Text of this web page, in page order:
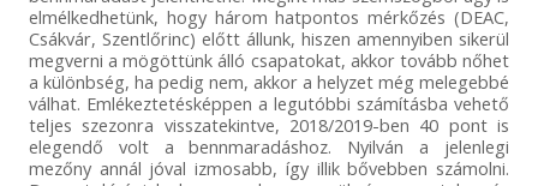
elmélkedhetünk, hogy három hatpontos mérkőzés (DEAC,
Csákvár, Szentlőrinc) előtt állunk, hiszen amennyiben sikerül
megverni a mögöttünk álló csapatokat, akkor tovább nőhet
a különbség, ha pedig nem, akkor a helyzet még melegebbé
válhat. Emlékeztetésképpen a legutóbbi számításba vehető
teljes szezonra visszatekintve, 2018/2019-ben 40 pont is
elegendő volt a bennmaradáshoz. Nyilván a jelenlegi
mezőny annál jóval izmosabb, így illik bővebben számolni.